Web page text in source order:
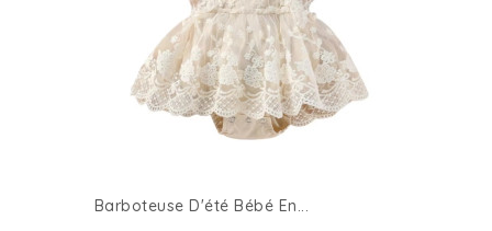
Barboteuse D'été Bébé En...